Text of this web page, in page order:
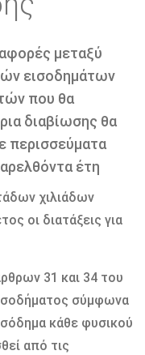
μεταξύ
εισοδημάτων
που θα
διαβίωσης θα
περισσεύματα
έτη
χιλιάδων
οι διατάξεις για
31 και 34 του
σύμφωνα
κάθε φυσικού
από τις